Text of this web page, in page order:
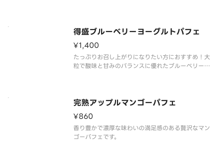
得盛ブルーベリーヨーグルトパフェ
¥1,400
たっぷりお召し上がりになりたい方におすすめ！大
粒で酸味と甘みのバランスに優れたブルーベリーと
完熟アップルマンゴーパフェ
¥860
香り豊かで濃厚な味わいの満足感のある贅沢なマン
ゴーパフェです。